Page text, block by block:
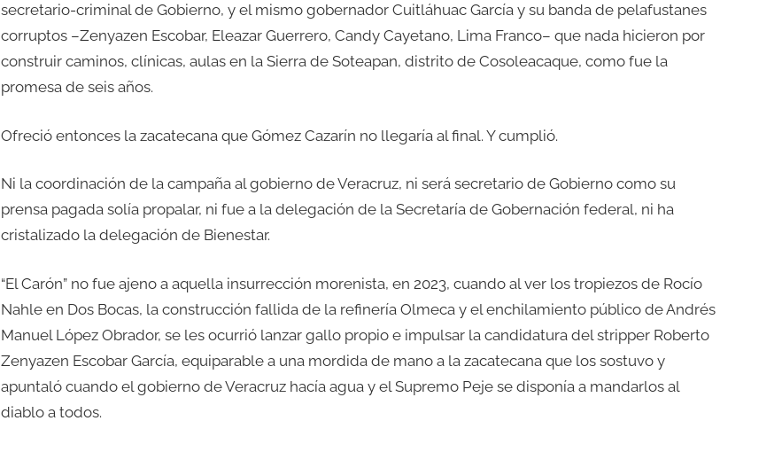
secretario-criminal de Gobierno, y el mismo gobernador Cuitláhuac García y su banda de pelafustanes
corruptos –Zenyazen Escobar, Eleazar Guerrero, Candy Cayetano, Lima Franco– que nada hicieron por
construir caminos, clínicas, aulas en la Sierra de Soteapan, distrito de Cosoleacaque, como fue la
promesa de seis años.
Ofreció entonces la zacatecana que Gómez Cazarín no llegaría al final. Y cumplió.
Ni la coordinación de la campaña al gobierno de Veracruz, ni será secretario de Gobierno como su
prensa pagada solía propalar, ni fue a la delegación de la Secretaría de Gobernación federal, ni ha
cristalizado la delegación de Bienestar.
“El Carón” no fue ajeno a aquella insurrección morenista, en 2023, cuando al ver los tropiezos de Rocío
Nahle en Dos Bocas, la construcción fallida de la refinería Olmeca y el enchilamiento público de Andrés
Manuel López Obrador, se les ocurrió lanzar gallo propio e impulsar la candidatura del stripper Roberto
Zenyazen Escobar García, equiparable a una mordida de mano a la zacatecana que los sostuvo y
apuntaló cuando el gobierno de Veracruz hacía agua y el Supremo Peje se disponía a mandarlos al
diablo a todos.